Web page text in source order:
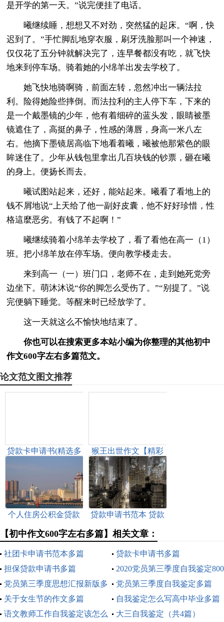
是开学的第一天。”说完便挂了电话。
曦继续睡，想想又不对劲，突然猛的起床。“啊，快
迟到了。”手忙脚乱地穿衣服，刷牙洗脸那叫一个神速，
仅仅花了五分钟就解决完了，连早餐都没有吃，就飞快
地来到停车场。骑着她的小绵羊出发去学校了。
她飞快地骑啊骑，前面左转，忽然冲出一辆法拉
利。险得她险些摔倒。而法拉利的主人停下车，下来的
是一个戴墨镜的少年，他有着细碎的蓝头发，眼睛被墨
镜遮住了，高挺的鼻子，性感的薄唇，身高一米八左
右。他摘下墨镜居高临下地看着曦，曦被他那紫色的眼
眸迷住了。少年从钱包里拿出几百块钱的钞票，砸在曦
的身上。便扬长而去。
曦试图站起来，还好，能站起来。曦看了看地上的
钱不屑地说“上天给了他一副好皮囊，他不好好珍惜，性
格這麼恶劣。有钱了不起啊！”
曦继续骑着小绵羊去学校了，看了看他在高一（1）
班。把小绵羊放在停车场。便向教学楼走去。
来到高一（一）班门口，老师不在，走到她死党旁
边坐下。萌沐沐说“你的脚怎么受伤了。”“别提了。”说
完便躺下睡觉。等醒来时已经放学了。
这一天就这么不愉快地结束了。
你也可以在搜索更多本站小编为你整理的其他初中
作文600字左右多篇范文。
论文范文图文推荐
贷款卡申请书(精选多
猴王出世作文【精彩
多篇】
个人住房公积金贷款
贷款申请书范本 贷款
【初中作文600字左右多篇】相关文章：
社团卡申请书范本多篇
贷款卡申请书多篇
担保贷款申请书多篇
2020党员第三季度自我鉴定800
字多篇
党员第三季度思想汇报新版多
篇2020
党员第三季度自我鉴定多篇
2020
关于女生节的作文多篇
自我鉴定怎么写高中毕业多篇
语文教师工作自我鉴定该怎么
大三自我鉴定（共4篇）